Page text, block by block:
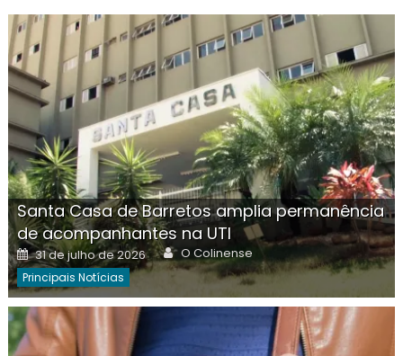
Santa Casa de Barretos amplia permanência
de acompanhantes na UTI
Posted
on
31 de julho de 2026 Author
O Colinense
Principais Notícias